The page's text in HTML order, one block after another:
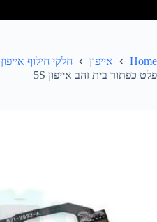
Home אייפון
חלקי חילוף אייפון 5S
פלט כפתור בית זהב אייפון 5S